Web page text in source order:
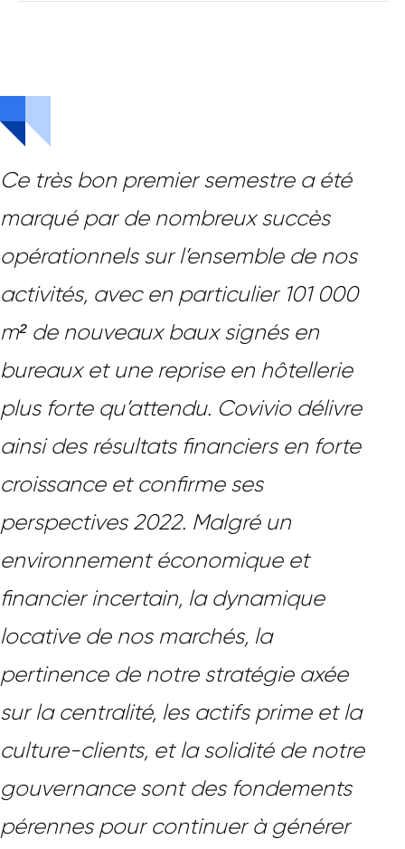
Ce très bon premier semestre a été
marqué par de nombreux succès
opérationnels sur l’ensemble de nos
activités, avec en particulier 101 000
m² de nouveaux baux signés en
bureaux et une reprise en hôtellerie
plus forte qu’attendu. Covivio délivre
ainsi des résultats financiers en forte
croissance et confirme ses
perspectives 2022. Malgré un
environnement économique et
financier incertain, la dynamique
locative de nos marchés, la
pertinence de notre stratégie axée
sur la centralité, les actifs prime et la
culture-clients, et la solidité de notre
gouvernance sont des fondements
pérennes pour continuer à générer